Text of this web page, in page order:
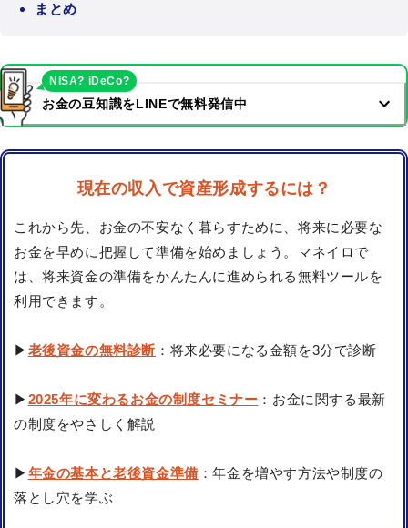
まとめ
お金の豆知識をLINEで無料発信中
NISA? iDeCo?
現在の収入で資産形成するには？
これから先、お金の不安なく暮らすために、将来に必要な
お金を早めに把握して準備を始めましょう。マネイロで
は、将来資金の準備をかんたんに進められる無料ツールを
利用できます。
▶ 老後資金の無料診断 ：将来必要になる金額を3分で診断
▶ 2025年に変わるお金の制度セミナー ：お金に関する最新
の制度をやさしく解説
▶ 年金の基本と老後資金準備 ：年金を増やす方法や制度の
落とし穴を学ぶ